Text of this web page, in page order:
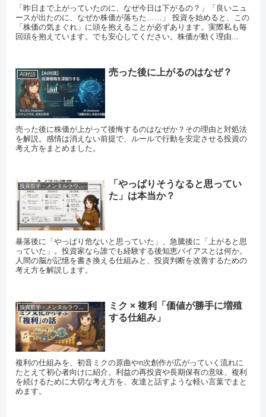
「昨日まで上がっていたのに、なぜ今日は下がるの？」「良いニュ
ースが出たのに、なぜか株価が落ちた……」 投資を始めると、この
「株価の気まぐれ」に頭を抱えることが必ずあります。実際私も毎
回頭を抱えています。でも安心してください。株価が動く理由...
AI対話 売った後に上がるのはなぜ？
売った後に株価が上がって後悔するのはなぜか？その理由と対処法
を解説。感情は消えない前提で、ルールで行動を安定させる投資の
考え方をまとめました。
投資哲学・メンタルラウンジ
「やっぱりそうなると思ってい
た」は本当か？
暴落後に「やっぱり危ないと思っていた」、急騰後に「上がると思
っていた」。投資家なら誰でも経験する後知恵バイアスとは何か。
人間の脳が記憶を書き換える仕組みと、投資判断を改善するための
考え方を解説します。
投資哲学・メンタルラウンジ
ミク × 複利「価値が勝手に増殖
する仕組み」
複利の仕組みを、初音ミクの原曲やn次創作が広がっていく流れに
たとえて初心者向けに紹介。利益の再投資や長期保有の意味、複利
を続けるために大切な考え方を、友達と話すような軽い言葉でまと
めます。